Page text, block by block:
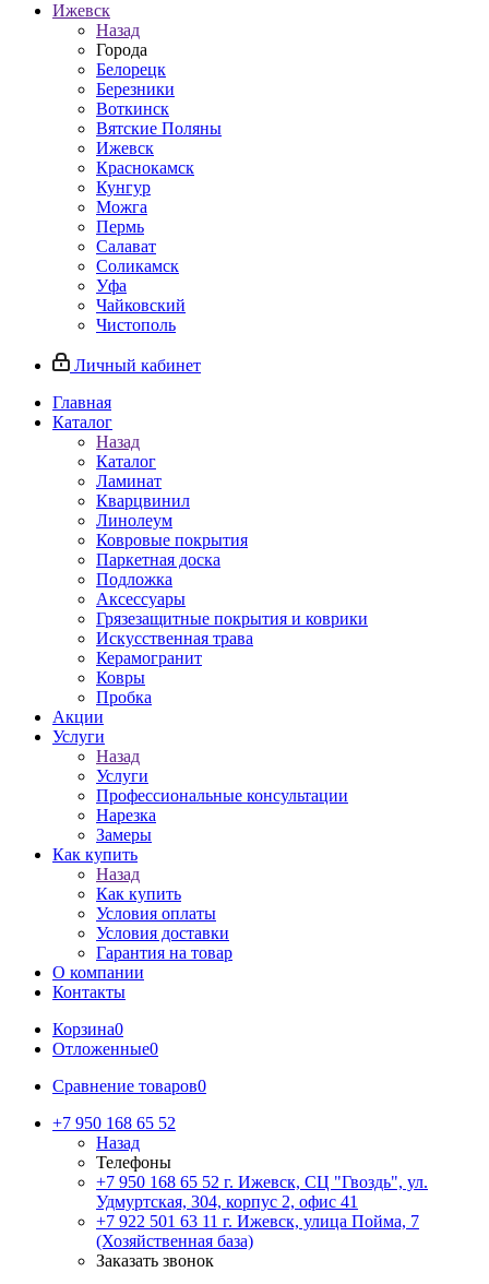
Ижевск
Назад
Города
Белорецк
Березники
Воткинск
Вятские Поляны
Ижевск
Краснокамск
Кунгур
Можга
Пермь
Салават
Соликамск
Уфа
Чайковский
Чистополь
Личный кабинет
Главная
Каталог
Назад
Каталог
Ламинат
Кварцвинил
Линолеум
Ковровые покрытия
Паркетная доска
Подложка
Аксессуары
Грязезащитные покрытия и коврики
Искусственная трава
Керамогранит
Ковры
Пробка
Акции
Услуги
Назад
Услуги
Профессиональные консультации
Нарезка
Замеры
Как купить
Назад
Как купить
Условия оплаты
Условия доставки
Гарантия на товар
О компании
Контакты
Корзина0
Отложенные0
Сравнение товаров0
+7 950 168 65 52
Назад
Телефоны
+7 950 168 65 52 г. Ижевск, СЦ "Гвоздь", ул.
Удмуртская, 304, корпус 2, офис 41
+7 922 501 63 11 г. Ижевск, улица Пойма, 7
(Хозяйственная база)
Заказать звонок